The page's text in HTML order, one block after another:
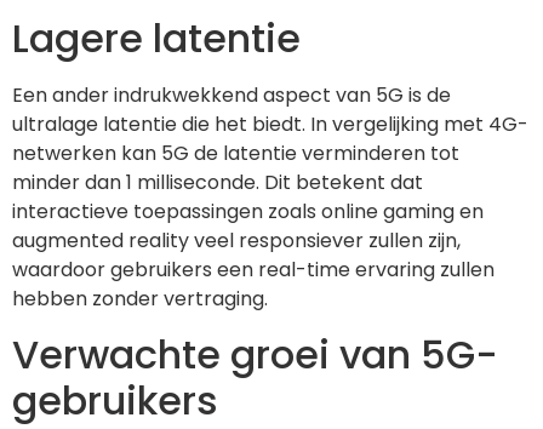
Lagere latentie
Een ander indrukwekkend aspect van 5G is de
ultralage latentie die het biedt. In vergelijking met 4G-
netwerken kan 5G de latentie verminderen tot
minder dan 1 milliseconde. Dit betekent dat
interactieve toepassingen zoals online gaming en
augmented reality veel responsiever zullen zijn,
waardoor gebruikers een real-time ervaring zullen
hebben zonder vertraging.
Verwachte groei van 5G-
gebruikers